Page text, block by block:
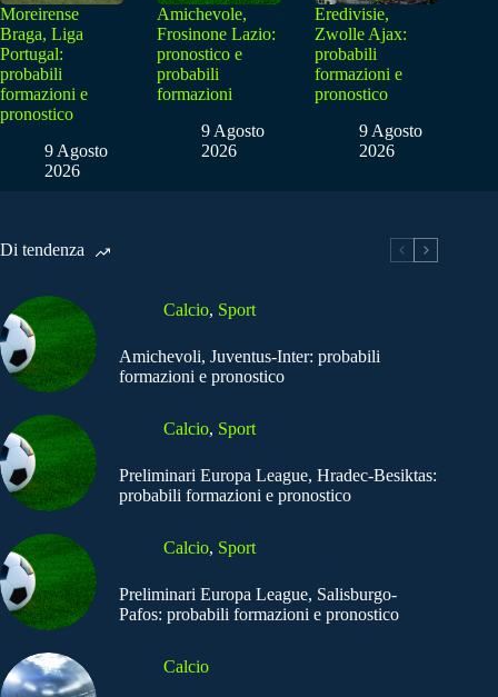
Moreirense
Braga, Liga
Portugal:
probabili
formazioni e
pronostico
9 Agosto
2026
Amichevole,
Frosinone Lazio:
pronostico e
probabili
formazioni
9 Agosto
2026
Eredivisie,
Zwolle Ajax:
probabili
formazioni e
pronostico
9 Agosto
2026
Di tendenza
Calcio, Sport
Amichevoli, Juventus-Inter: probabili
formazioni e pronostico
Calcio, Sport
Preliminari Europa League, Hradec-Besiktas:
probabili formazioni e pronostico
Calcio, Sport
Preliminari Europa League, Salisburgo-
Pafos: probabili formazioni e pronostico
Calcio